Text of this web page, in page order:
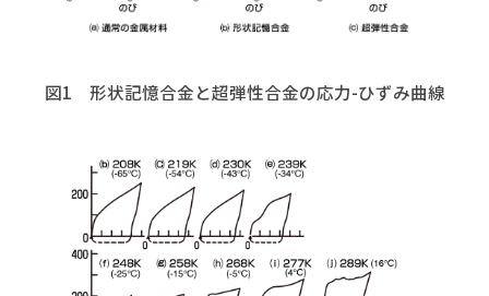
図1 形状記憶合金と超弾性合金の応力-ひずみ曲線